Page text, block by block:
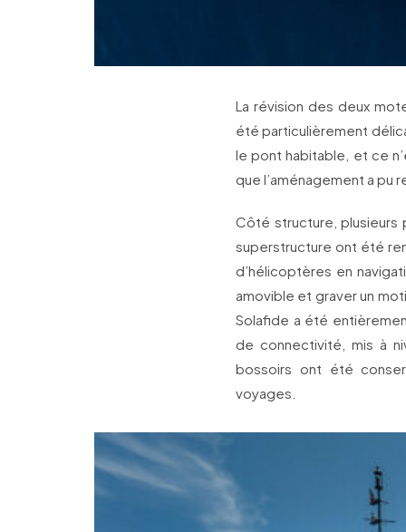
La révision des deux
été particulièrement
le pont habitable, et ce
que l’aménagement a pu
Côté structure, plusieurs
superstructure ont été
d’hélicoptères en
amovible et graver un
Solafide a été
de connectivité, mis à
bossoirs ont été
voyages.